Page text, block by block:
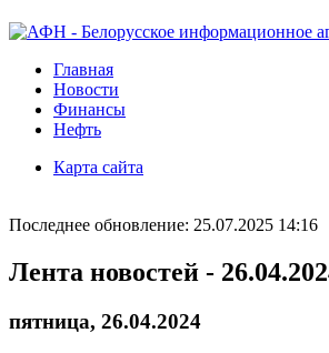
Главная
Новости
Финансы
Нефть
Карта сайта
Последнее обновление: 25.07.2025 14:16
Лента новостей -
пятница, 26.04.2024